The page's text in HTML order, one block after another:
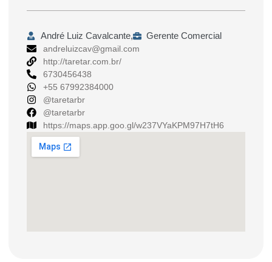
André Luiz Cavalcante, Gerente Comercial
andreluizcav@gmail.com
http://taretar.com.br/
6730456438
+55 67992384000
@taretarbr
@taretarbr
https://maps.app.goo.gl/w237VYaKPM97H7tH6